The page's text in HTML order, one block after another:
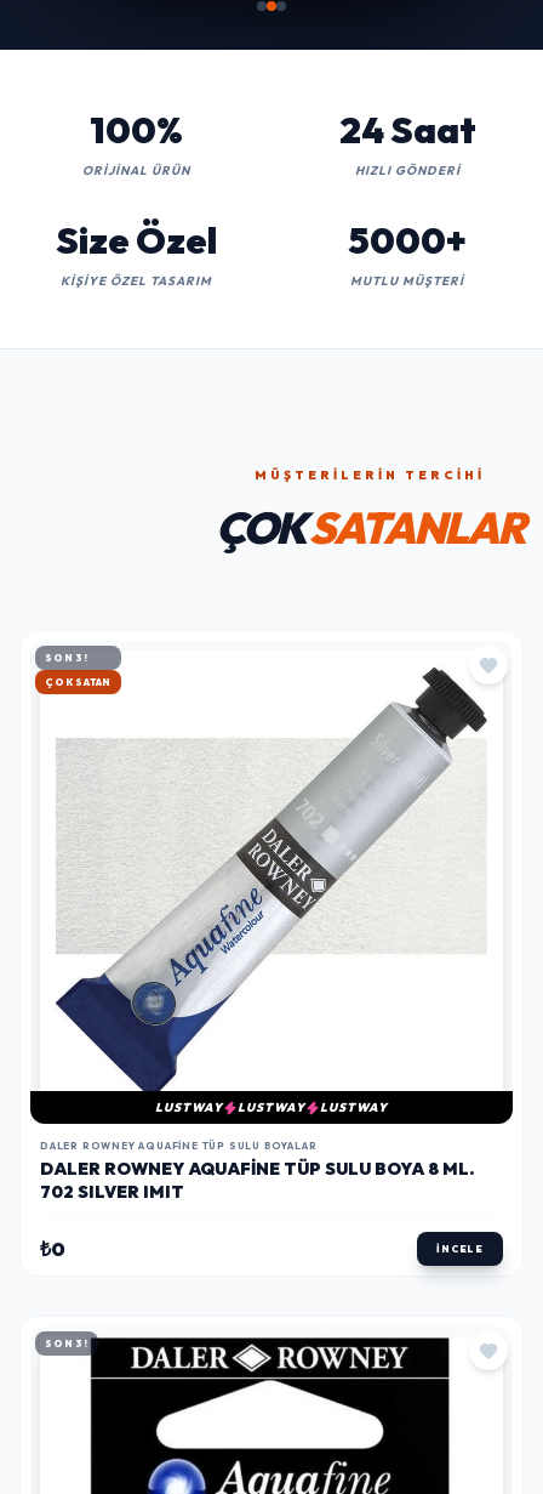
100%
ORIJINAL ÜRÜN
24 Saat
HIZLI GÖNDERI
Size Özel
KIŞIYE ÖZEL TASARIM
5000+
MUTLU MÜŞTERI
MÜŞTERILERIN TERCIHI
ÇOKSATANLAR
SON 3!
HIZLI KARGO
LUSTWAY LUSTWAY LUSTWAY
DALER ROWNEY AQUAFINE TÜP SULU BOYALAR
DALER ROWNEY AQUAFINE TÜP SULU BOYA 8 ML.
702 SILVER IMIT
₺0 İNCELE
SON 3!